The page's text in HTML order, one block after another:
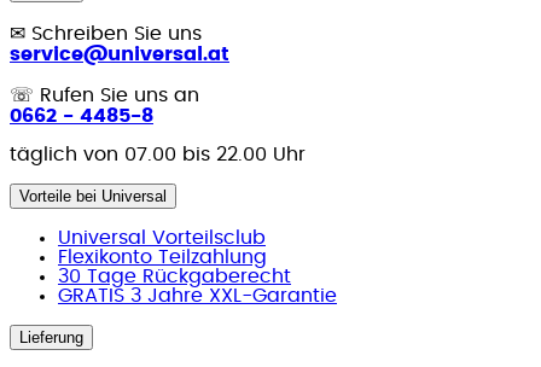
✉ Schreiben Sie uns
service@universal.at
☏ Rufen Sie uns an
0662 - 4485-8
täglich von 07.00 bis 22.00 Uhr
Vorteile bei Universal
Universal Vorteilsclub
Flexikonto Teilzahlung
30 Tage Rückgaberecht
GRATIS 3 Jahre XXL-Garantie
Lieferung